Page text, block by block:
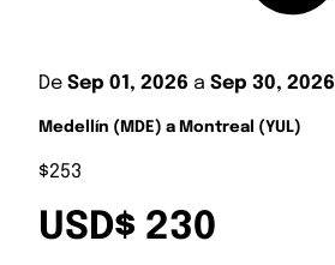
De Sep 01, 2026 a Sep 30, 2026
Medellín (MDE) a Montreal (YUL)
$253
USD$ 230